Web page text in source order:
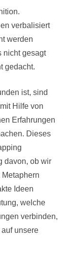
verbalisiert
werden
nicht gesagt
gedacht.
ist, sind
Hilfe von
Erfahrungen
Dieses
davon, ob wir
Ideen
welche
verbinden,
unsere